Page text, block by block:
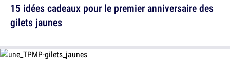
15 idées cadeaux pour le premier anniversaire des
gilets jaunes